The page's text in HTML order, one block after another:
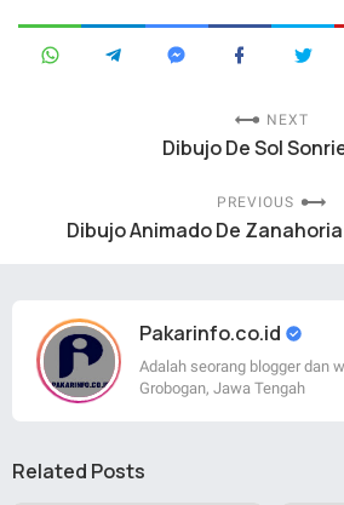
NEXT
Dibujo De Sol
PREVIOUS
Dibujo Animado De
Pakarinfo.co.id
Adalah seorang blogger dan
Grobogan, Jawa Tengah
Related Posts